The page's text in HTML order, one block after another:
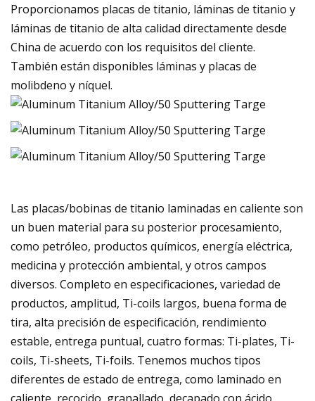
Proporcionamos placas de titanio, láminas de titanio y
láminas de titanio de alta calidad directamente desde
China de acuerdo con los requisitos del cliente.
También están disponibles láminas y placas de
molibdeno y níquel.
Las placas/bobinas de titanio laminadas en caliente son
un buen material para su posterior procesamiento,
como petróleo, productos químicos, energía eléctrica,
medicina y protección ambiental, y otros campos
diversos. Completo en especificaciones, variedad de
productos, amplitud, Ti-coils largos, buena forma de
tira, alta precisión de especificación, rendimiento
estable, entrega puntual, cuatro formas: Ti-plates, Ti-
coils, Ti-sheets, Ti-foils. Tenemos muchos tipos
diferentes de estado de entrega, como laminado en
caliente, recocido, granallado, decapado con ácido.